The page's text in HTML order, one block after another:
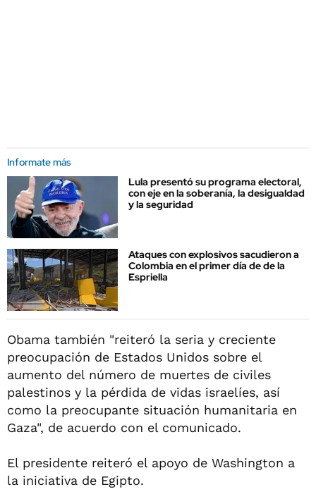
Informate más
Lula presentó su programa electoral,
con eje en la soberanía, la desigualdad
y la seguridad
Ataques con explosivos sacudieron a
Colombia en el primer día de de la
Espriella
Obama también "reiteró la seria y creciente
preocupación de Estados Unidos sobre el
aumento del número de muertes de civiles
palestinos y la pérdida de vidas israelíes, así
como la preocupante situación humanitaria en
Gaza", de acuerdo con el comunicado.
El presidente reiteró el apoyo de Washington a
la iniciativa de Egipto.